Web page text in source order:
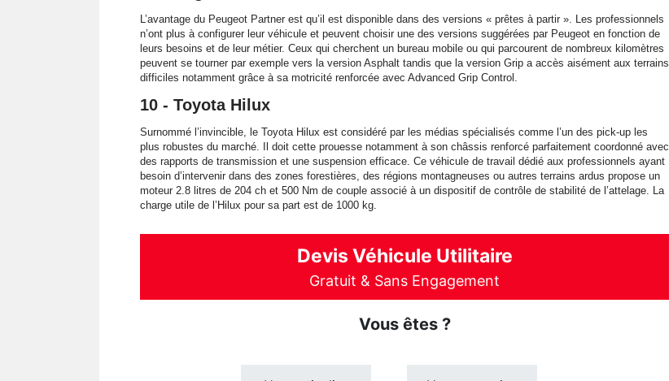
L’avantage du Peugeot Partner est qu’il est disponible dans des versions « prêtes à partir ». Les professionnels
n’ont plus à configurer leur véhicule et peuvent choisir une des versions suggérées par Peugeot en fonction de
leurs besoins et de leur métier. Ceux qui cherchent un bureau mobile ou qui parcourent de nombreux kilomètres
peuvent se tourner par exemple vers la version Asphalt tandis que la version Grip a accès aisément aux terrains
difficiles notamment grâce à sa motricité renforcée avec Advanced Grip Control.
10 - Toyota Hilux
Surnommé l’invincible, le Toyota Hilux est considéré par les médias spécialisés comme l’un des pick-up les
plus robustes du marché. Il doit cette prouesse notamment à son châssis renforcé parfaitement coordonné avec
des rapports de transmission et une suspension efficace. Ce véhicule de travail dédié aux professionnels ayant
besoin d’intervenir dans des zones forestières, des régions montagneuses ou autres terrains ardus propose un
moteur 2.8 litres de 204 ch et 500 Nm de couple associé à un dispositif de contrôle de stabilité de l’attelage. La
charge utile de l’Hilux pour sa part est de 1000 kg.